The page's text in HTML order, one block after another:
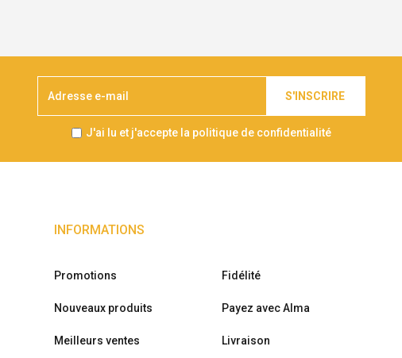
S'INSCRIRE
J'ai lu et j'accepte la politique de confidentialité
INFORMATIONS
Promotions
Nouveaux produits
Meilleurs ventes
Fidélité
Payez avec Alma
Livraison